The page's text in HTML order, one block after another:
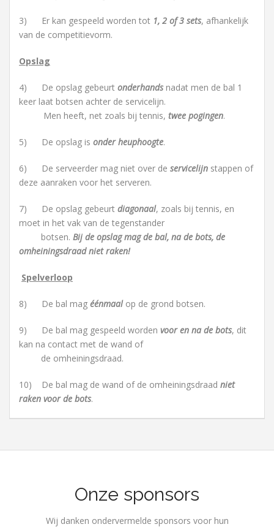
3) Er kan gespeeld worden tot 1, 2 of 3 sets, afhankelijk
van de competitievorm.
Opslag
4) De opslag gebeurt onderhandsnadat men de bal 1
keer laat botsen achter de servicelijn.
Men heeft, net zoals bij tennis, twee pogingen.
5) De opslag is onder heuphoogte.
6) De serveerder mag niet over de servicelijn stappen of
deze aanraken voor het serveren.
7) De opslag gebeurt diagonaal, zoals bij tennis, en
moet in het vak van de tegenstander
botsen. Bij de opslag mag de bal, na de bots, de
omheiningsdraad niet raken!
Spelverloop
8) De bal mag éénmaalop de grond botsen.
9) De bal mag gespeeld worden voor en na de bots, dit
kan na contact met de wand of
de omheiningsdraad.
10) De bal mag de wand of de omheiningsdraad niet
raken voor de bots.
Onze sponsors
Wij danken ondervermelde sponsors voor hun